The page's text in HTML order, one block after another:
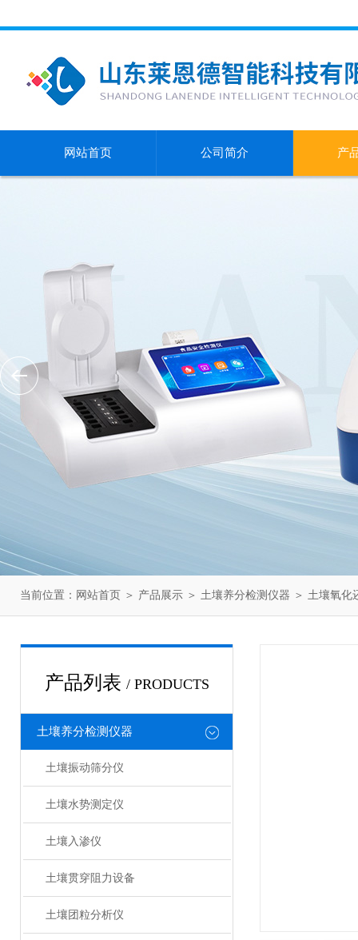
网站首页 公司简介 产
当前位置： 网站首页 ＞ 产品展示 ＞ 土壤养分检测仪器 ＞ 土壤氧化
产品列表 / PRODUCTS
土壤养分检测仪器
土壤振动筛分仪
土壤水势测定仪
土壤入渗仪
土壤贯穿阻力设备
土壤团粒分析仪